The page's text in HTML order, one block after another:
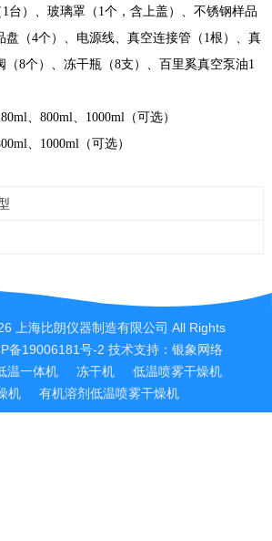
台）、玻璃罩（1个，含上盖）、不锈钢样品
盘（4个）、电源线、真空连接管（1根）、真
（8个）、冻干瓶（8支）、百里奚真空泵油1
、800ml、1000ml（可选）
、1000ml（可选）
上海比朗仪器制造有限公司 All Rights
备19006181号-2 技术支持：银象网络
温一体机 冻干机
低温喷雾干燥机
机
有机溶剂低温喷雾干燥机